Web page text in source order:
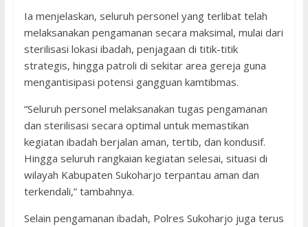
Ia menjelaskan, seluruh personel yang terlibat telah
melaksanakan pengamanan secara maksimal, mulai dari
sterilisasi lokasi ibadah, penjagaan di titik-titik
strategis, hingga patroli di sekitar area gereja guna
mengantisipasi potensi gangguan kamtibmas.
“Seluruh personel melaksanakan tugas pengamanan
dan sterilisasi secara optimal untuk memastikan
kegiatan ibadah berjalan aman, tertib, dan kondusif.
Hingga seluruh rangkaian kegiatan selesai, situasi di
wilayah Kabupaten Sukoharjo terpantau aman dan
terkendali,” tambahnya.
Selain pengamanan ibadah, Polres Sukoharjo juga terus